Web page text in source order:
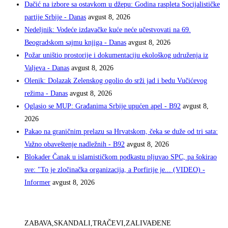
Dačić na izbore sa ostavkom u džepu: Godina raspleta Socijalističke
partije Srbije - Danas avgust 8, 2026
Nedeljnik: Vodeće izdavačke kuće neće učestvovati na 69.
Beogradskom sajmu knjiga - Danas avgust 8, 2026
Požar uništio prostorije i dokumentaciju ekološkog udruženja iz
Valjeva - Danas avgust 8, 2026
Olenik: Dolazak Zelenskog ogolio do srži jad i bedu Vučićevog
režima - Danas avgust 8, 2026
Oglasio se MUP: Građanima Srbije upućen apel - B92 avgust 8,
2026
Pakao na graničnim prelazu sa Hrvatskom, čeka se duže od tri sata:
Važno obaveštenje nadležnih - B92 avgust 8, 2026
Blokader Čanak u islamističkom podkastu pljuvao SPC, pa šokirao
sve: "To je zločinačka organizacija, a Porfirije je... (VIDEO) -
Informer avgust 8, 2026
ZABAVA,SKANDALI,TRAČEVI,ZALIVAĐENE